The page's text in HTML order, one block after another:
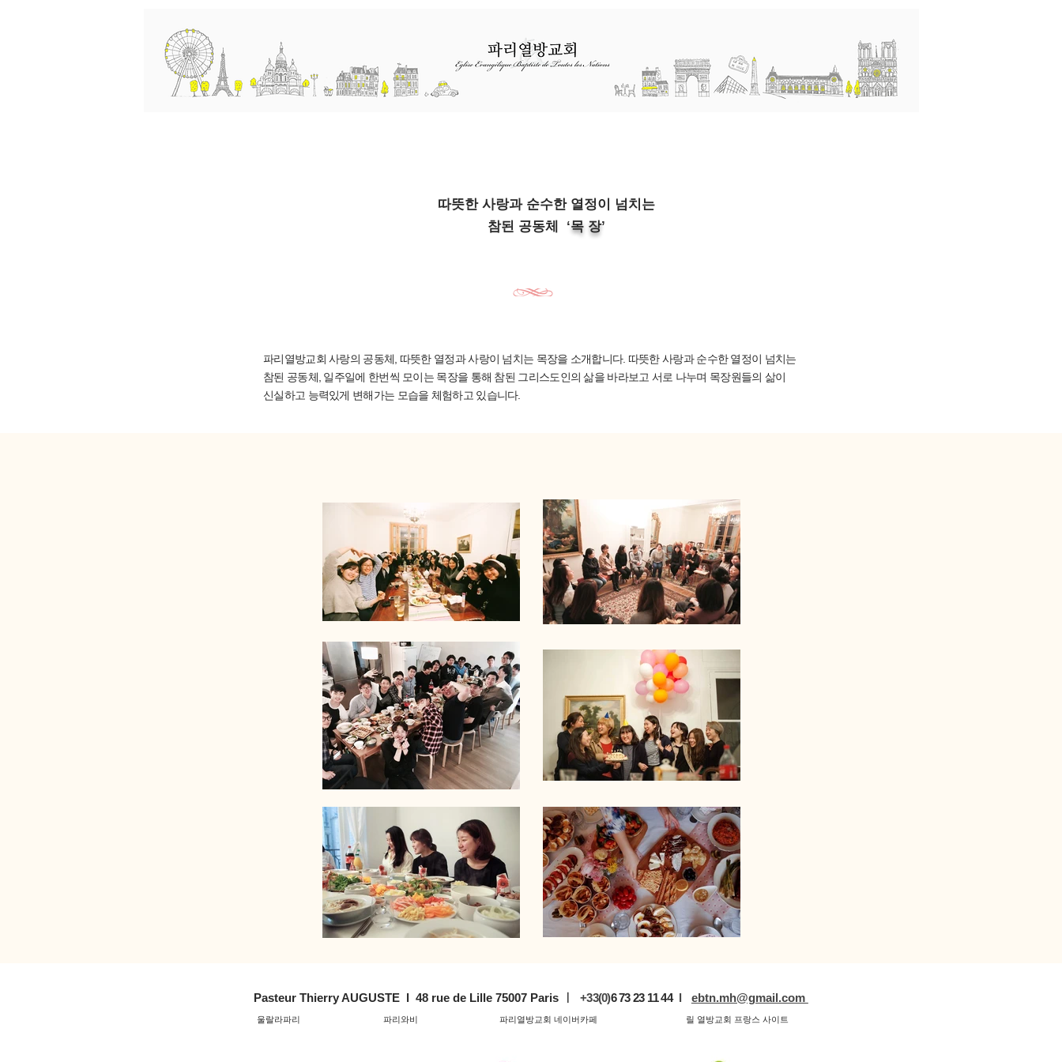
따뜻한 사랑과 순수한 열정이 넘치는
참된 공동체 ‘목 장’
파리열방교회 사랑의 공동체, 따뜻한 열정과 사랑이 넘치는 목장을 소개합니다. 따뜻한 사랑과 순수한 열정이 넘치는
참된 공동체, 일주일에 한번씩 모이는 목장을 통해 참된 그리스도인의 삶을 바라보고 서로 나누며 목장원들의 삶이
신실하고 능력있게 변해가는 모습을 체험하고 있습니다.
Pasteur Thierry AUGUSTE l 48 rue de Lille 75007 Paris +33(0)673 23 11 44 l ebtn.mh@gmail.com
울랄라파리 파리와비 파리열방교회 네이버카페 릴 열방교회 프랑스 사이트